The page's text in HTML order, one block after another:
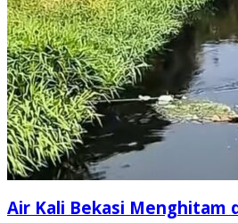
Air Kali Bekasi Menghitam